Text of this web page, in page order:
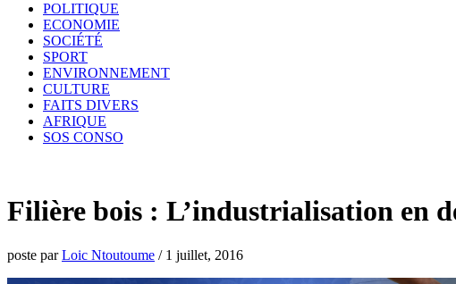
POLITIQUE
ECONOMIE
SOCIÉTÉ
SPORT
ENVIRONNEMENT
CULTURE
FAITS DIVERS
AFRIQUE
SOS CONSO
Filière bois : L’industrialisation en
poste parLoic Ntoutoume / 1 juillet, 2016